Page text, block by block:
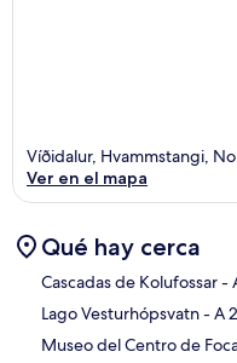
Víðidalur, Hvammstangi,
Ver en el mapa
Qué hay cerca
Cascadas de Kolufossar-
Lago Vesturhópsvatn- A
Museo del Centro de